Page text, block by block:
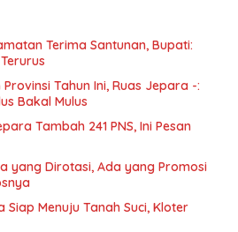
Terima Santunan, Bupati:
Tahun Ini, Ruas Jepara -:
Bakal Mulus
Tambah 241 PNS, Ini Pesan
yang Dirotasi, Ada yang Promosi
Siap Menuju Tanah Suci, Kloter